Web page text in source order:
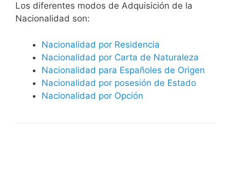
​​​Los diferentes modos de Adquisición de la
Nacionalidad son:
Nacionalidad por Residencia
Nacionalidad por Carta de Naturaleza
Nacionalidad para Españoles de Origen
Nacionalidad por posesión de Estado
Nacionalidad por Opción